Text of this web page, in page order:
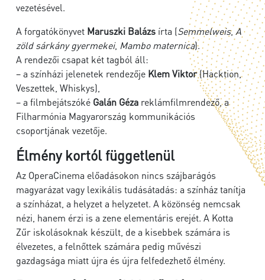
vezetésével.
A forgatókönyvet Maruszki Balázs írta (Semmelweis, A
zöld sárkány gyermekei, Mambo maternica).
A rendezői csapat két tagból áll:
– a színházi jelenetek rendezője Klem Viktor(Hacktion,
Veszettek, Whiskys),
– a filmbejátszóké Galán Géza reklámfilmrendező, a
Filharmónia Magyarország kommunikációs
csoportjának vezetője.
Élmény kortól függetlenül
Az OperaCinema előadásokon nincs szájbarágós
magyarázat vagy lexikális tudásátadás: a színház tanítja
a színházat, a helyzet a helyzetet. A közönség nemcsak
nézi, hanem érzi is a zene elementáris erejét. A Kotta
Zűr iskolásoknak készült, de a kisebbek számára is
élvezetes, a felnőttek számára pedig művészi
gazdagsága miatt újra és újra felfedezhető élmény.